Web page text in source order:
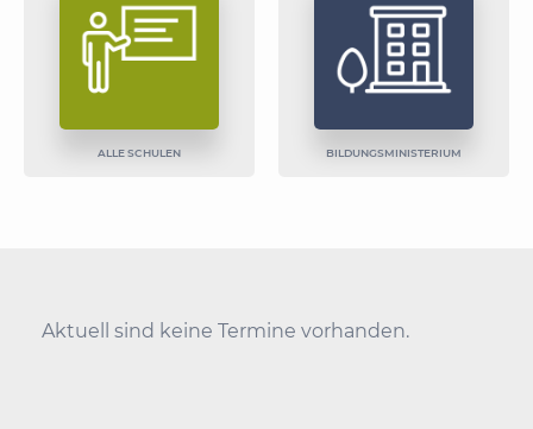
ALLE SCHULEN BILDUNGSMINISTERIUM
Aktuell sind keine Termine vorhanden.